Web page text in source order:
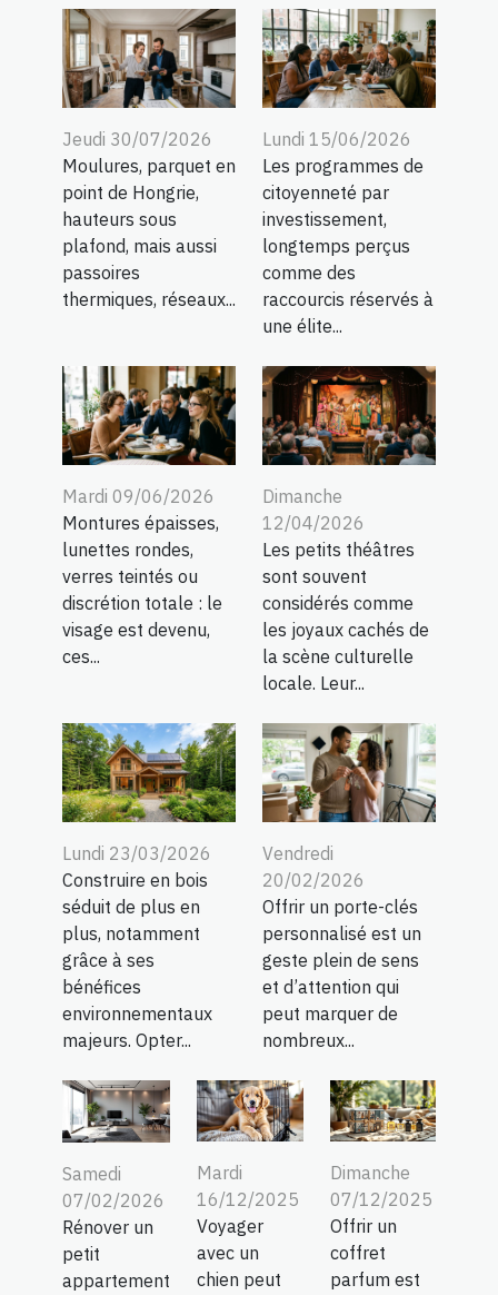
Jeudi 30/07/2026
Moulures, parquet en
point de Hongrie,
hauteurs sous
plafond, mais aussi
passoires
thermiques, réseaux...
Lundi 15/06/2026
Les programmes de
citoyenneté par
investissement,
longtemps perçus
comme des
raccourcis réservés à
une élite...
Mardi 09/06/2026
Montures épaisses,
lunettes rondes,
verres teintés ou
discrétion totale : le
visage est devenu,
ces...
Dimanche
12/04/2026
Les petits théâtres
sont souvent
considérés comme
les joyaux cachés de
la scène culturelle
locale. Leur...
Lundi 23/03/2026
Construire en bois
séduit de plus en
plus, notamment
grâce à ses
bénéfices
environnementaux
majeurs. Opter...
Vendredi
20/02/2026
Offrir un porte-clés
personnalisé est un
geste plein de sens
et d’attention qui
peut marquer de
nombreux...
Samedi
07/02/2026
Rénover un
petit
appartement
Mardi
16/12/2025
Voyager
avec un
chien peut
Dimanche
07/12/2025
Offrir un
coffret
parfum est